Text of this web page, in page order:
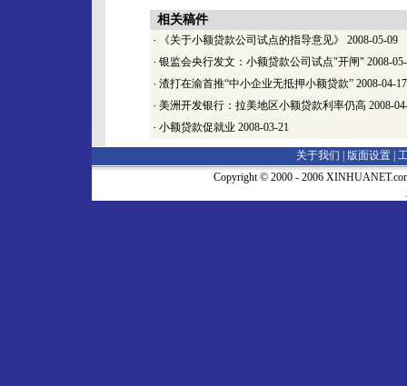
相关稿件
·
《关于小额贷款公司试点的指导意见》 2008-05-09
· 银监会央行发文：小额贷款公司试点"开闸" 2008-
· 渣打在渝首推“中小企业无抵押小额贷款” 2008-04-17
· 美洲开发银行：拉美地区小额贷款利率仍高 2008-
· 小额贷款促就业 2008-03-21
关于我们 | 版面设置
Copyright © 2000 - 2006